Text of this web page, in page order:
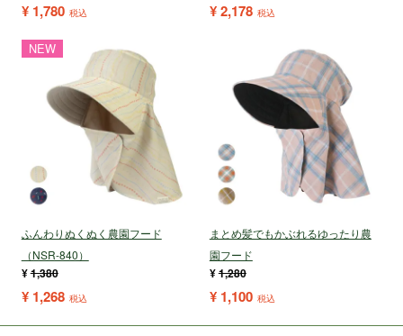
¥ 1,780 税込 ¥2,178 税込
NEW
ふんわりぬくぬく農園フード
（NSR-840）
¥1,380
¥ 1,268 税込
まとめ髪でもかぶれるゆったり農
園フード
¥1,280
¥ 1,100 税込